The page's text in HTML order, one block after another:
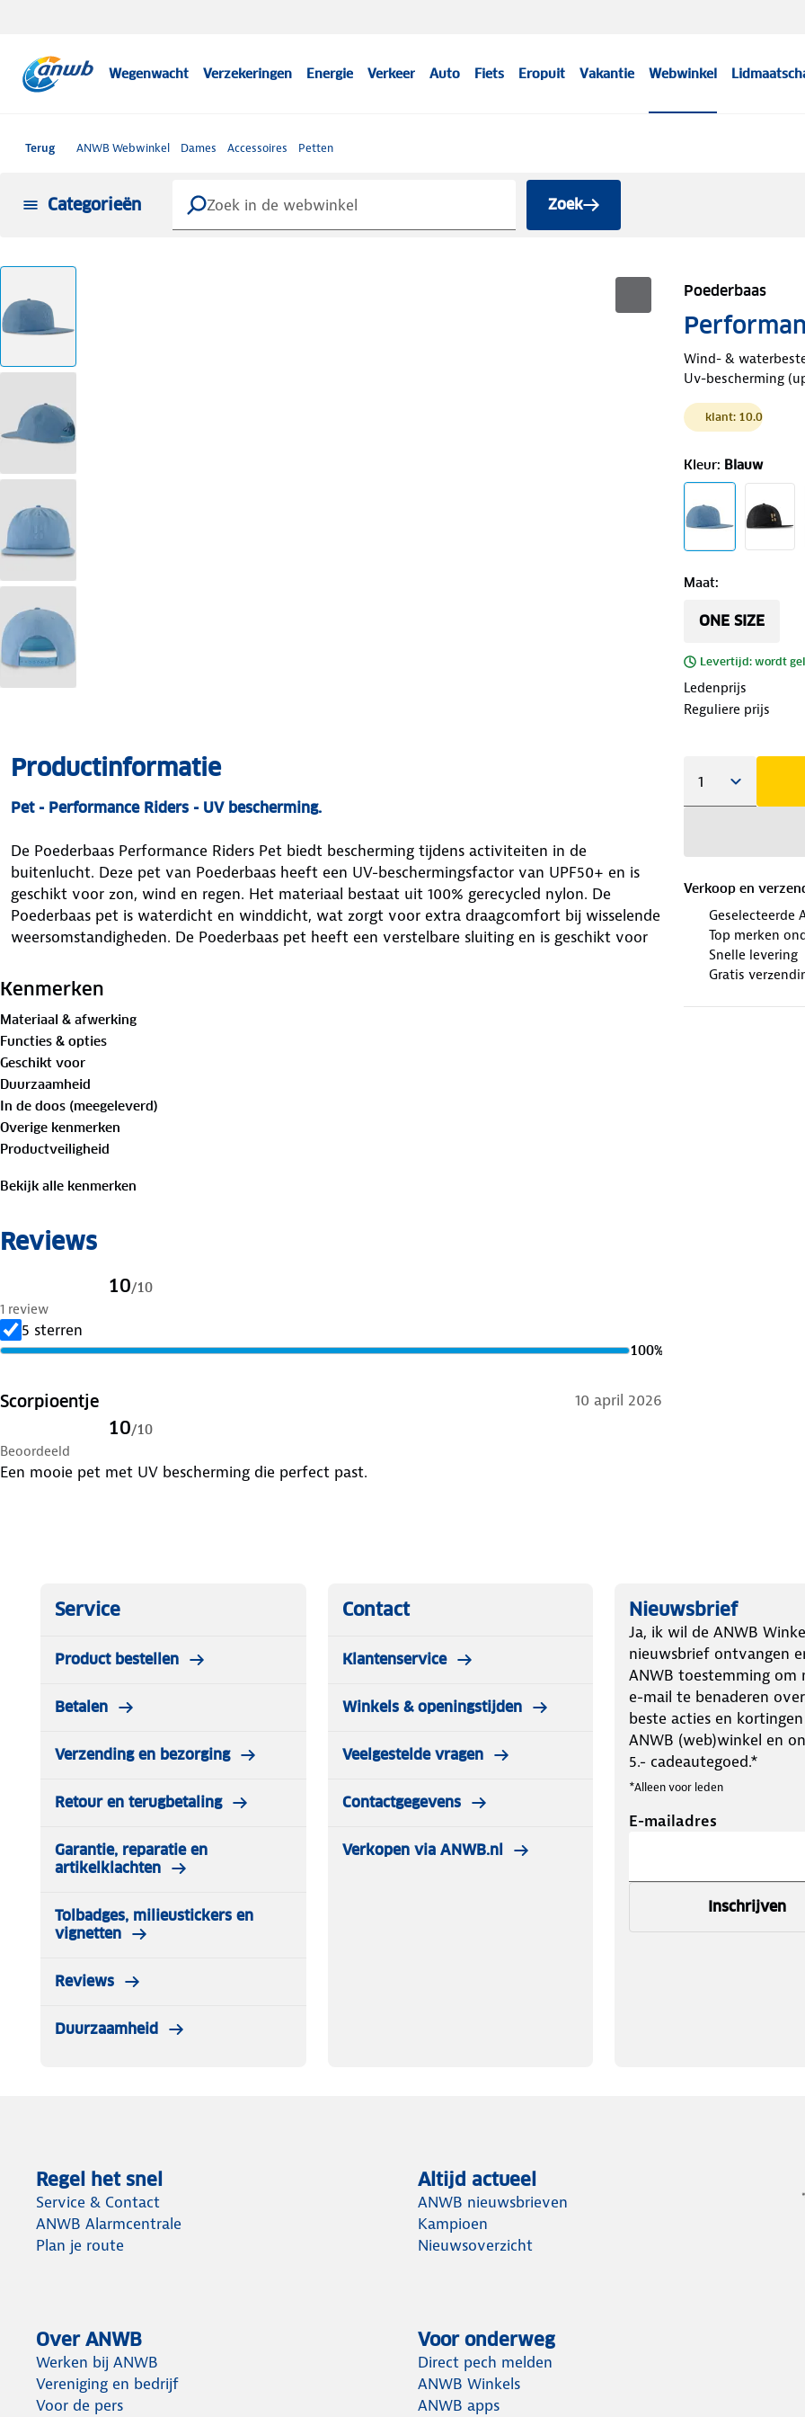
Wegenwacht Verzekeringen Energie Verkeer Auto Fiets Eropuit Vakantie Webwinkel
Terug ANWB Webwinkel Dames Accessoires Petten
Categorieën Zoek
Poederbaas
Wind- &
Uv-bescherming
klant: 10.0
Kleur: Blauw
Maat:
ONE SIZE
Levertijd: wordt
Ledenprijs
Reguliere prijs
Verkoop en
Geselecteerde
Top merken
Snelle levering
Gratis
Productinformatie
Pet - Performance Riders - UV bescherming.
De Poederbaas Performance Riders Pet biedt bescherming tijdens activiteiten in de
buitenlucht. Deze pet van Poederbaas heeft een UV-beschermingsfactor van UPF50+ en is
geschikt voor zon, wind en regen. Het materiaal bestaat uit 100% gerecycled nylon. De
Poederbaas pet is waterdicht en winddicht, wat zorgt voor extra draagcomfort bij wisselende
weersomstandigheden. De Poederbaas pet heeft een verstelbare sluiting en is geschikt voor
logo.
Pet - Performance Riders - UV bescherming.
Merk : Poederbaas
Model: Performance Riders pet
Materiaal: 100% nylon
Maten: One size
UV Protectie (UPF50+)
Waterdicht
Gemaakt van gerecycleerde materialen
Ton sur ton logo
Kenmerken
Materiaal & afwerking
Functies & opties
Geschikt voor
Duurzaamheid
In de doos (meegeleverd)
Overige kenmerken
Productveiligheid
Bekijk alle kenmerken
Reviews
10/10
1 review
5 sterren
100%
Scorpioentje 10 april 2026
10/10
Beoordeeld
Een mooie pet met UV bescherming die perfect past.
Service
Product bestellen
Betalen
Verzending en bezorging
Retour en terugbetaling
Garantie, reparatie en
artikelklachten
Tolbadges, milieustickers en
vignetten
Reviews
Duurzaamheid
Contact
Klantenservice
Winkels & openingstijden
Veelgestelde vragen
Contactgegevens
Verkopen via ANWB.nl
Nieuwsbrief
Ja, ik wil de ANWB
nieuwsbrief ontvangen
ANWB toestemming om
e-mail te benaderen
beste acties en
ANWB (web)winkel en
5.- cadeautegoed.*
*Alleen voor leden
E-mailadres
Inschrijven
Regel het snel
Service & Contact
ANWB Alarmcentrale
Plan je route
Altijd actueel
ANWB nieuwsbrieven
Kampioen
Nieuwsoverzicht
Over ANWB
Werken bij ANWB
Vereniging en bedrijf
Voor de pers
Voor onderweg
Direct pech melden
ANWB Winkels
ANWB apps